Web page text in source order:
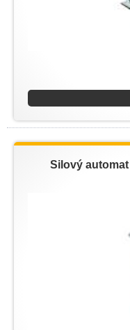
Silový